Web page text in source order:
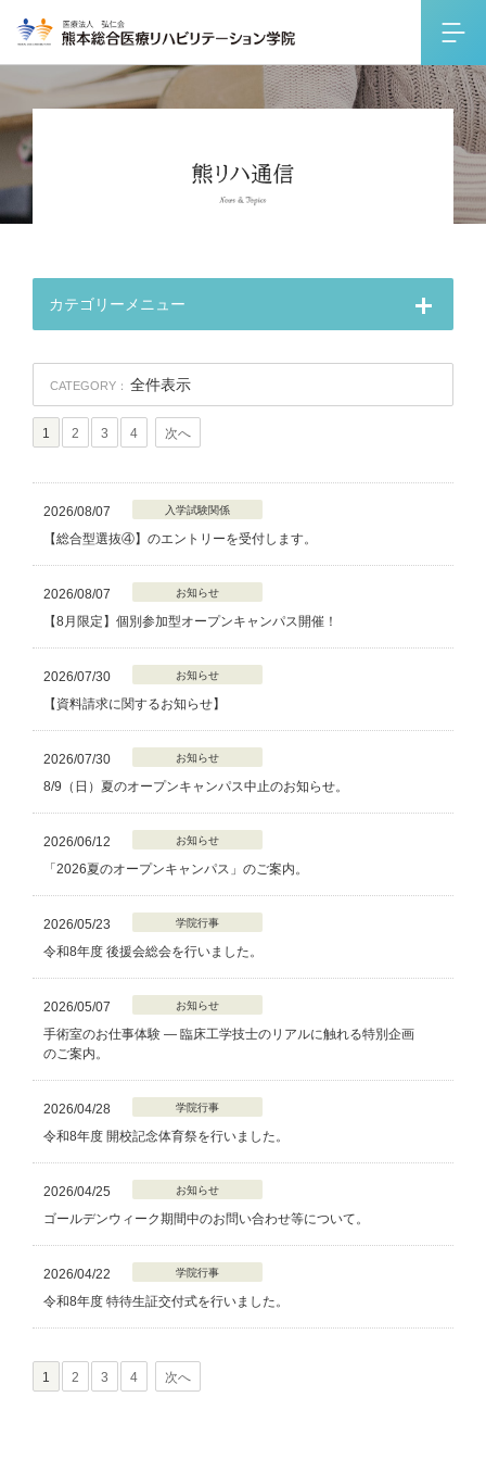
カテゴリーメニュー
CATEGORY： 全件表示
1 2 3 4 次へ
2026/08/07 入学試験関係
【総合型選抜④】のエントリーを受付します。
2026/08/07 お知らせ
【8月限定】個別参加型オープンキャンパス開催！
2026/07/30 お知らせ
【資料請求に関するお知らせ】
2026/07/30 お知らせ
8/9（日）夏のオープンキャンパス中止のお知らせ。
2026/06/12 お知らせ
「2026夏のオープンキャンパス」のご案内。
2026/05/23 学院行事
令和8年度 後援会総会を行いました。
2026/05/07 お知らせ
手術室のお仕事体験 — 臨床工学技士のリアルに触れる特別企画
のご案内。
2026/04/28 学院行事
令和8年度 開校記念体育祭を行いました。
2026/04/25 お知らせ
ゴールデンウィーク期間中のお問い合わせ等について。
2026/04/22 学院行事
令和8年度 特待生証交付式を行いました。
1 2 3 4 次へ